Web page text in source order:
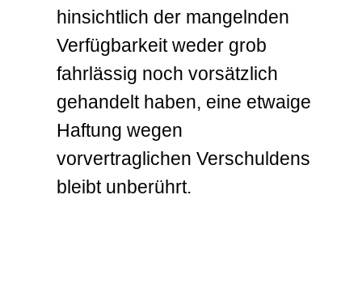
hinsichtlich der mangelnden
Verfügbarkeit weder grob
fahrlässig noch vorsätzlich
gehandelt haben, eine etwaige
Haftung wegen
vorvertraglichen Verschuldens
bleibt unberührt.